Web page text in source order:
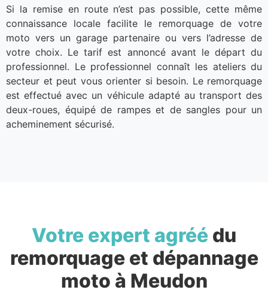
Si la remise en route n’est pas possible, cette même
connaissance locale facilite le remorquage de votre
moto vers un garage partenaire ou vers l’adresse de
votre choix. Le tarif est annoncé avant le départ du
professionnel. Le professionnel connaît les ateliers du
secteur et peut vous orienter si besoin. Le remorquage
est effectué avec un véhicule adapté au transport des
deux-roues, équipé de rampes et de sangles pour un
acheminement sécurisé.
Votre expert agréé du
remorquage et dépannage
moto à Meudon